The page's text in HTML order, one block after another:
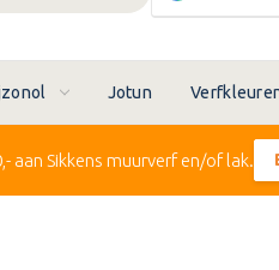
Jotun
aan Sikkens muurverf en/of lak.